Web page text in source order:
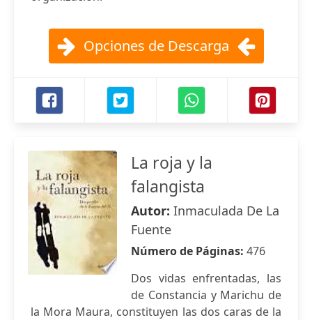
Opciones de Descarga
La roja y la
falangista
Autor: Inmaculada De La
Fuente
Número de Páginas: 476
Dos vidas enfrentadas, las
de Constancia y Marichu de
la Mora Maura, constituyen las dos caras de la